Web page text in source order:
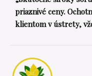
priaznivé ceny.
klientom v ústrety,